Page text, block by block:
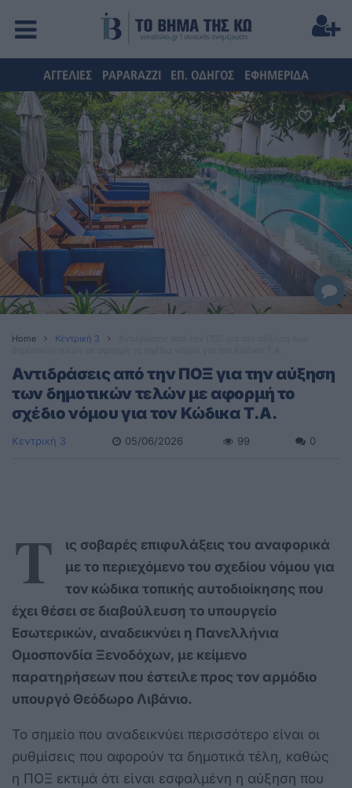
ΑΓΓΕΛΙΕΣ PAPARAZZI ΕΠ. ΟΔΗΓΟΣ ΕΦΗΜΕΡΙΔΑ
Home Κεντρική 3
Αντιδράσεις από την ΠΟΞ για την αύξηση
των δημοτικών τελών με αφορμή το
σχέδιο νόμου για τον Κώδικα Τ.Α.
Κεντρική 3 05/06/2026 99 0
Τ
ις σοβαρές επιφυλάξεις του αναφορικά
με το περιεχόμενο του σχεδίου νόμου για
τον κώδικα τοπικής αυτοδιοίκησης που
έχει θέσει σε διαβούλευση το υπουργείο
Εσωτερικών, αναδεικνύει η Πανελλήνια
Ομοσπονδία Ξενοδόχων, με κείμενο
παρατηρήσεων που έστειλε προς τον αρμόδιο
υπουργό Θεόδωρο Λιβάνιο.
Το σημείο που αναδεικνύει περισσότερο είναι οι
ρυθμίσεις που αφορούν τα δημοτικά τέλη, καθώς
η ΠΟΞ εκτιμά ότι είναι εσφαλμένη η αύξηση που